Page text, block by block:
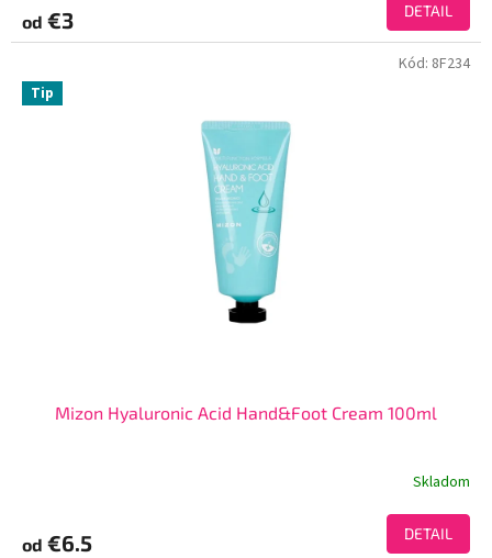
od €3 DETAIL
Tip
Mizon Hyaluronic Acid Hand&Foot Cream 100ml
Skladom
od €6.5 DETAIL
Kód: 8F234